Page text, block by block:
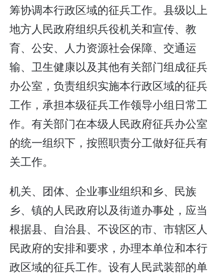
筹协调本行政区域的征兵工作。县级以上
地方人民政府组织兵役机关和宣传、教
育、公安、人力资源社会保障、交通运
输、卫生健康以及其他有关部门组成征兵
办公室，负责组织实施本行政区域的征兵
工作，承担本级征兵工作领导小组日常工
作。有关部门在本级人民政府征兵办公室
的统一组织下，按照职责分工做好征兵有
关工作。
机关、团体、企业事业组织和乡、民族
乡、镇的人民政府以及街道办事处，应当
根据县、自治县、不设区的市、市辖区人
民政府的安排和要求，办理本单位和本行
政区域的征兵工作。设有人民武装部的单